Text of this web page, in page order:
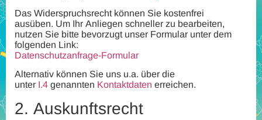
Das Widerspruchsrecht können Sie kostenfrei
ausüben. Um Ihr Anliegen schneller zu bearbeiten,
nutzen Sie bitte bevorzugt unser Formular unter dem
folgenden Link:
Datenschutzanfrage-Formular
Alternativ können Sie uns u.a. über die
unter I.4 genannten Kontaktdaten erreichen.
2. Auskunftsrecht